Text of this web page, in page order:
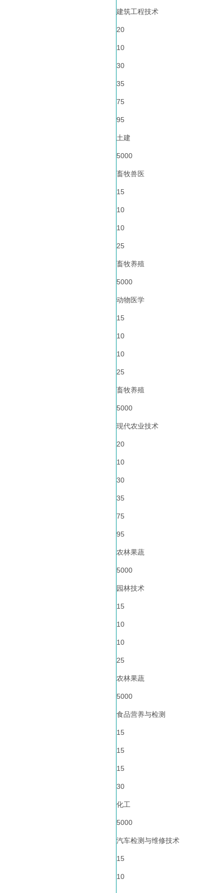
建筑工程技术
20
10
30
35
75
95
土建
5000
畜牧兽医
15
10
10
25
畜牧养殖
5000
动物医学
15
10
10
25
畜牧养殖
5000
现代农业技术
20
10
30
35
75
95
农林果蔬
5000
园林技术
15
10
10
25
农林果蔬
5000
食品营养与检测
15
15
15
30
化工
5000
汽车检测与维修技术
15
10